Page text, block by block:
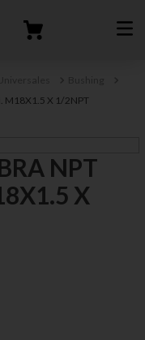
M18X1.5 X 1/2NPT
NPT
X